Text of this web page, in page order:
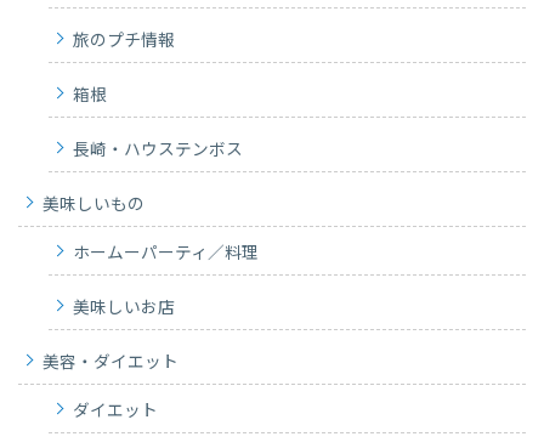
旅のプチ情報
箱根
長崎・ハウステンボス
美味しいもの
ホームーパーティ／料理
美味しいお店
美容・ダイエット
ダイエット